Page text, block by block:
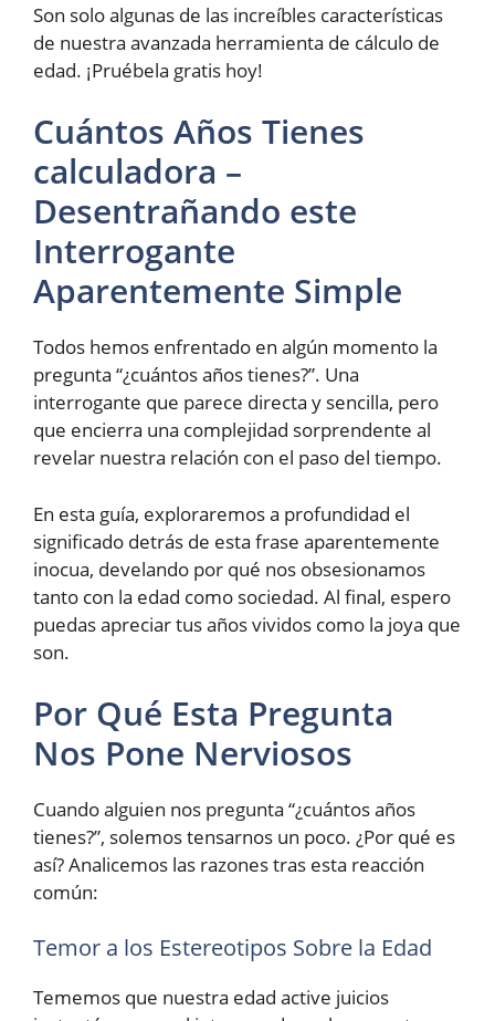
Son solo algunas de las increíbles características
de nuestra avanzada herramienta de cálculo de
edad. ¡Pruébela gratis hoy!
Cuántos Años Tienes
calculadora –
Desentrañando este
Interrogante
Aparentemente Simple
Todos hemos enfrentado en algún momento la
pregunta “¿cuántos años tienes?”. Una
interrogante que parece directa y sencilla, pero
que encierra una complejidad sorprendente al
revelar nuestra relación con el paso del tiempo.
En esta guía, exploraremos a profundidad el
significado detrás de esta frase aparentemente
inocua, develando por qué nos obsesionamos
tanto con la edad como sociedad. Al final, espero
puedas apreciar tus años vividos como la joya que
son.
Por Qué Esta Pregunta
Nos Pone Nerviosos
Cuando alguien nos pregunta “¿cuántos años
tienes?”, solemos tensarnos un poco. ¿Por qué es
así? Analicemos las razones tras esta reacción
común:
Temor a los Estereotipos Sobre la Edad
Tememos que nuestra edad active juicios